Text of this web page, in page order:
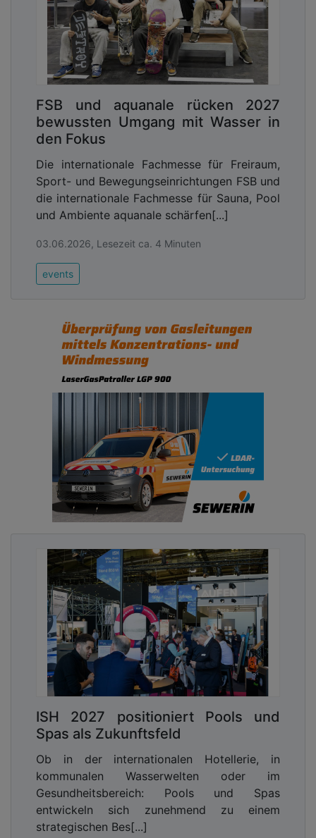
FSB und aquanale rücken 2027
bewussten Umgang mit Wasser in
den Fokus
Die internationale Fachmesse für Freiraum,
Sport- und Bewegungseinrichtungen FSB und
die internationale Fachmesse für Sauna, Pool
und Ambiente aquanale schärfen[...]
03.06.2026, Lesezeit ca. 4 Minuten
events
ISH 2027 positioniert Pools und
Spas als Zukunftsfeld
Ob in der internationalen Hotellerie, in
kommunalen Wasserwelten oder im
Gesundheitsbereich: Pools und Spas
entwickeln sich zunehmend zu einem
strategischen Bes[...]